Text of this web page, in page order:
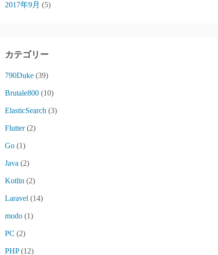
2017年9月 (5)
カテゴリー
790Duke (39)
Brutale800 (10)
ElasticSearch (3)
Flutter(2)
Go (1)
Java (2)
Kotlin (2)
Laravel (14)
modo (1)
PC (2)
PHP(12)